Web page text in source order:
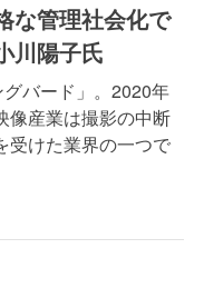
管理社会化で
川陽子氏
バード」。2020年
像産業は撮影の中断
受けた業界の一つで